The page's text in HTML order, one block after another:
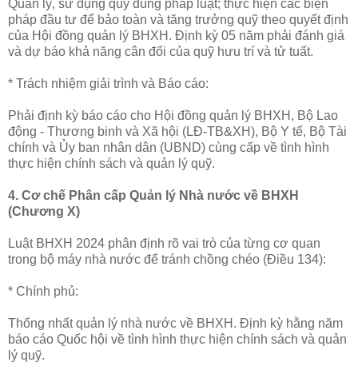
Quản lý, sử dụng quỹ đúng pháp luật; thực hiện các biện
pháp đầu tư để bảo toàn và tăng trưởng quỹ theo quyết định
của Hội đồng quản lý BHXH. Định kỳ 05 năm phải đánh giá
và dự báo khả năng cân đối của quỹ hưu trí và tử tuất.
* Trách nhiệm giải trình và Báo cáo:
Phải định kỳ báo cáo cho Hội đồng quản lý BHXH, Bộ Lao
động - Thương binh và Xã hội (LĐ-TB&XH), Bộ Y tế, Bộ Tài
chính và Ủy ban nhân dân (UBND) cùng cấp về tình hình
thực hiện chính sách và quản lý quỹ.
4. Cơ chế Phân cấp Quản lý Nhà nước về BHXH
(Chương X)
Luật BHXH 2024 phân định rõ vai trò của từng cơ quan
trong bộ máy nhà nước để tránh chồng chéo (Điều 134):
* Chính phủ:
Thống nhất quản lý nhà nước về BHXH. Định kỳ hằng năm
báo cáo Quốc hội về tình hình thực hiện chính sách và quản
lý quỹ.